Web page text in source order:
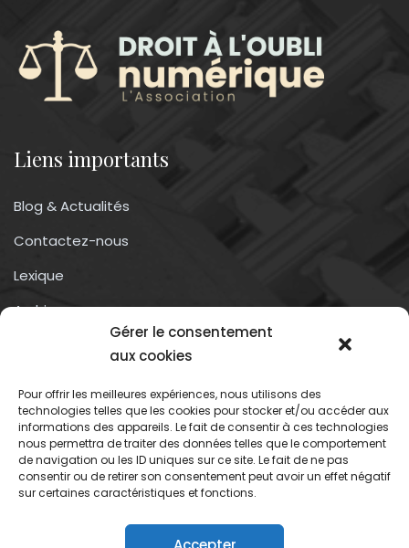
Gérer le consentement
aux cookies
Pour offrir les meilleures expériences, nous utilisons des
technologies telles que les cookies pour stocker et/ou accéder aux
informations des appareils. Le fait de consentir à ces technologies
nous permettra de traiter des données telles que le comportement
de navigation ou les ID uniques sur ce site. Le fait de ne pas
consentir ou de retirer son consentement peut avoir un effet négatif
sur certaines caractéristiques et fonctions.
Liens importants
Blog & Actualités
Contactez-nous
Lexique
Archives
Conditions générales d’utilisation
Contactez-nous
Association du droit a l’oubli numérique
13 rue trigance
13002 – Marseille